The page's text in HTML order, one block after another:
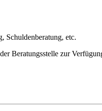
Schuldenberatung, etc.
Beratungsstelle zur